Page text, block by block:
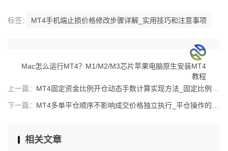
标签： MT4手机端止损价格修改步骤详解_实用技巧和注意事项
Mac怎么运行MT4？M1/M2/M3芯片苹果电脑原生安装MT4
教程
上一篇： MT4固定资金比例开仓动态手数计算实现方法_固定比例资金管理的核心计算逻辑_5
下一篇： MT4多单平仓顺序不影响成交价格独立执行_平仓操作的本质是独立执行
相关文章